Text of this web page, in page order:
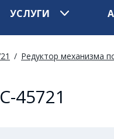
УСЛУГИ
Редуктор механизма
45721